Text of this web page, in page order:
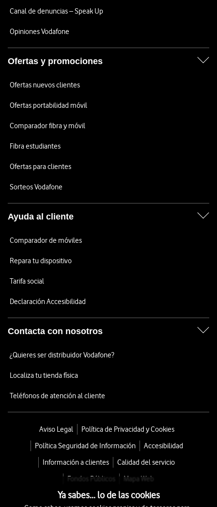
Canal de denuncias – Speak Up
Opiniones Vodafone
Ofertas y promociones
Ofertas nuevos clientes
Ofertas portabilidad móvil
Comparador fibra y móvil
Fibra estudiantes
Ofertas para clientes
Sorteos Vodafone
Ayuda al cliente
Comparador de móviles
Repara tu dispositivo
Tarifa social
Declaración Accesibilidad
Contacta con nosotros
¿Quieres ser distribuidor Vodafone?
Localiza tu tienda física
Teléfonos de atención al cliente
Aviso Legal
Política de Privacidad y Cookies
Política Seguridad de Información
Accesibilidad
Información a clientes
Calidad del servicio
Fondos Públicos
Mapa Web
Ya sabes... lo de las cookies